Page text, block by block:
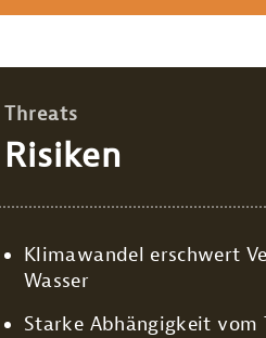
Threats
Risiken
Klimawandel erschwert
Wasser
Starke Abhängigkeit vom